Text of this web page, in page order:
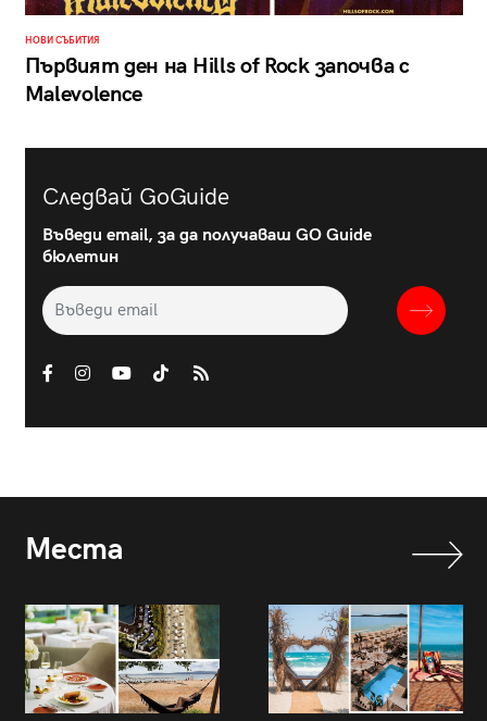
НОВИ СЪБИТИЯ
Първият ден на Hills of Rock започва с
Malevolence
Следвай GoGuide
Въведи email, за да получаваш GO Guide
бюлетин
Места